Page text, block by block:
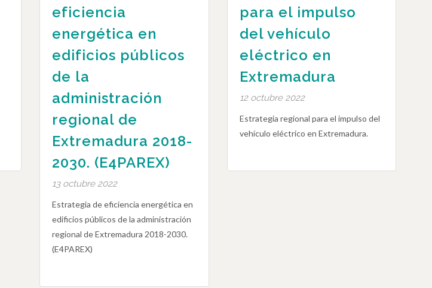
eficiencia
energética en
edificios públicos
de la
administración
regional de
Extremadura 2018-
2030. (E4PAREX)
13 octubre 2022
Estrategia de eficiencia energética en
edificios públicos de la administración
regional de Extremadura 2018-2030.
(E4PAREX)
para el impulso
del vehículo
eléctrico en
Extremadura
12 octubre 2022
Estrategia regional para el impulso del
vehículo eléctrico en Extremadura.